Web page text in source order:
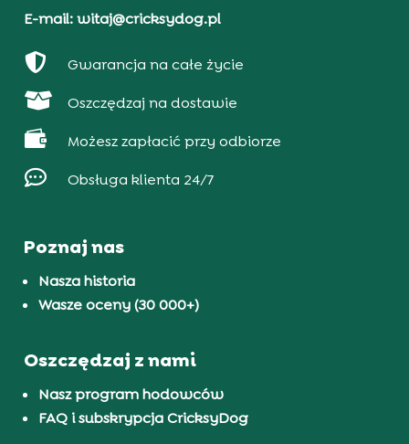
E-mail: witaj@cricksydog.pl
 Gwarancja na całe życie
 Oszczędzaj na dostawie
 Możesz zapłacić przy odbiorze
 Obsługa klienta 24/7
Poznaj nas
Nasza historia
Wasze oceny (30 000+)
Oszczędzaj z nami
Nasz program hodowców
FAQ i subskrypcja CricksyDog